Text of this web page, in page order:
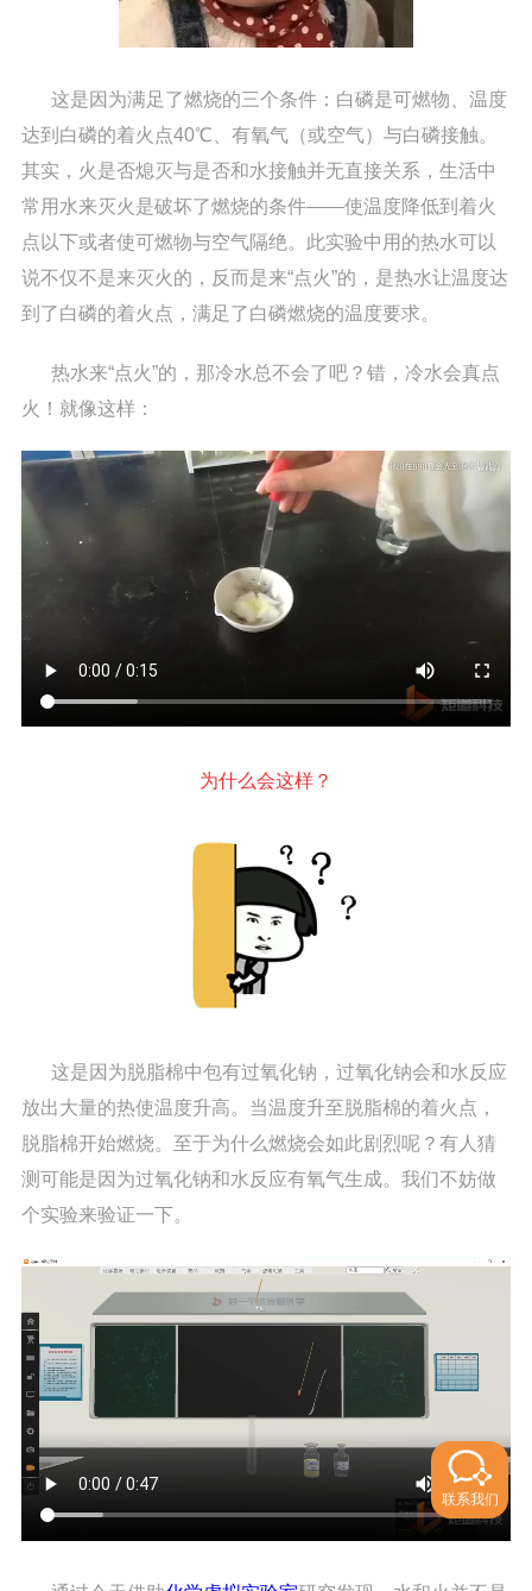
这是因为满足了燃烧的三个条件：白磷是可燃物、温度
达到白磷的着火点40℃、有氧气（或空气）与白磷接触。
其实，火是否熄灭与是否和水接触并无直接关系，生活中
常用水来灭火是破坏了燃烧的条件——使温度降低到着火
点以下或者使可燃物与空气隔绝。此实验中用的热水可以
说不仅不是来灭火的，反而是来“点火”的，是热水让温度达
到了白磷的着火点，满足了白磷燃烧的温度要求。
热水来“点火”的，那冷水总不会了吧？错，冷水会真点
火！就像这样：
为什么会这样？
这是因为脱脂棉中包有过氧化钠，过氧化钠会和水反应
放出大量的热使温度升高。当温度升至脱脂棉的着火点，
脱脂棉开始燃烧。至于为什么燃烧会如此剧烈呢？有人猜
测可能是因为过氧化钠和水反应有氧气生成。我们不妨做
个实验来验证一下。
联系我们